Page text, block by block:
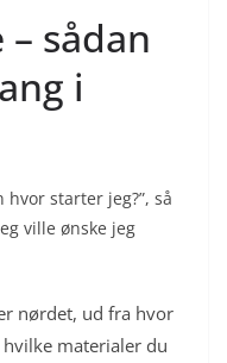
sådan
i
starter jeg?”, så
ville ønske jeg
nørdet, ud fra hvor
materialer du